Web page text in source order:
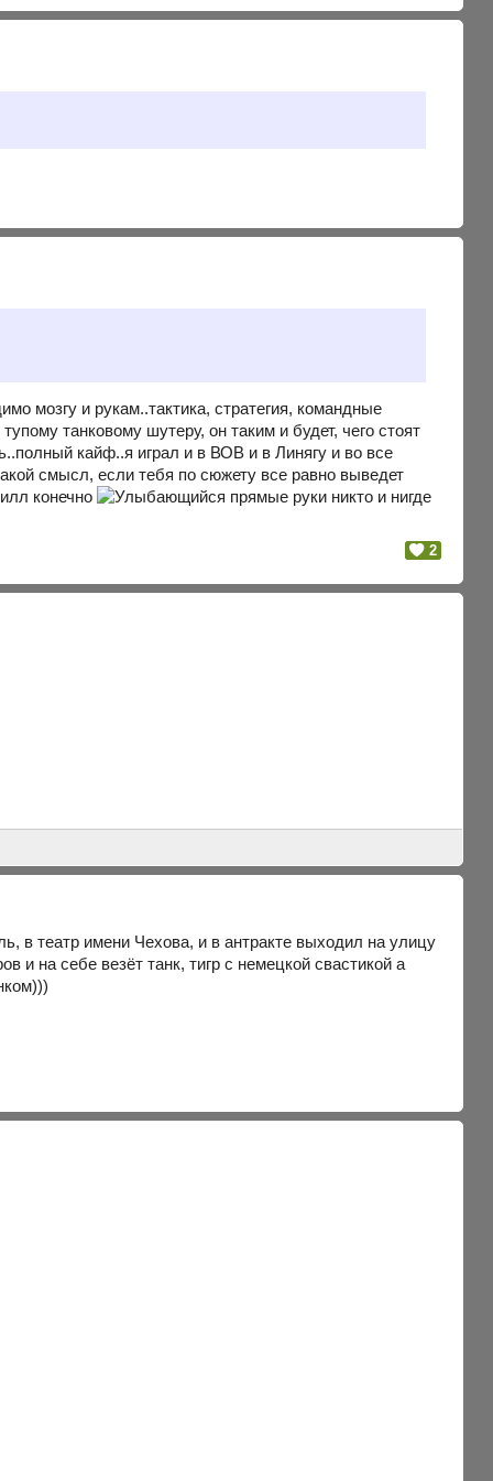
мозгу и рукам..тактика, стратегия, командные
танковому шутеру, он таким и будет, чего стоят
кайф..я играл и в ВОВ и в Линягу и во все
смысл, если тебя по сюжету все равно выведет
конечно
прямые руки никто и нигде
2
в театр имени Чехова, и в антракте выходил на улицу
и на себе везёт танк, тигр с немецкой свастикой а